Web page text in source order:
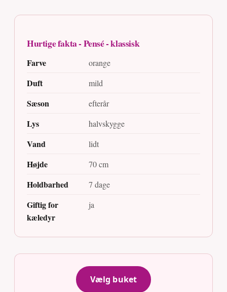
Hurtige fakta - Pensé - klassisk
Farve orange
Duft mild
Sæson efterår
Lys halvskygge
Vand lidt
Højde 70 cm
Holdbarhed 7 dage
Giftig for
kæledyr
ja
Vælg buket